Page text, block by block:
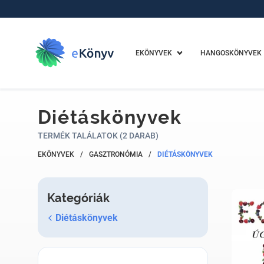
EKÖNYVEK HANGOSKÖNYVEK
Diétáskönyvek
TERMÉK TALÁLATOK (2 DARAB)
EKÖNYVEK / GASZTRONÓMIA / DIÉTÁSKÖNYVEK
Kategóriák
Diétáskönyvek